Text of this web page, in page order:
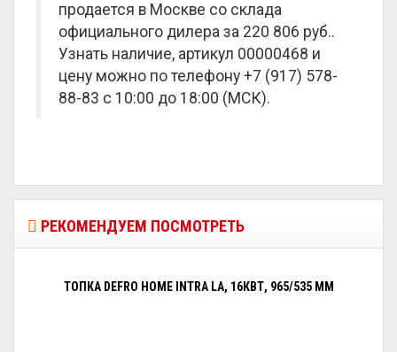
продается в Москве со склада
официального дилера за 220 806 руб..
Узнать наличие, артикул 00000468 и
цену можно по телефону +7 (917) 578-
88-83 с 10:00 до 18:00 (МСК).
РЕКОМЕНДУЕМ ПОСМОТРЕТЬ
ТОПКА DEFRO HOME INTRA LA, 16КВТ, 965/535 ММ